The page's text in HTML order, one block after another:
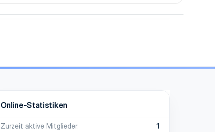
Online-Statistiken
Zurzeit aktive Mitglieder
1